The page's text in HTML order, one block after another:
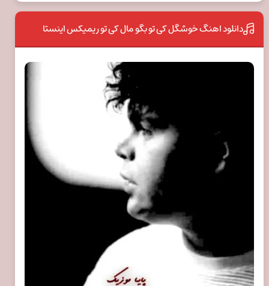
دانلود اهنگ خوشگل کی تو بگو مال کی تو ریمیکس اینستا